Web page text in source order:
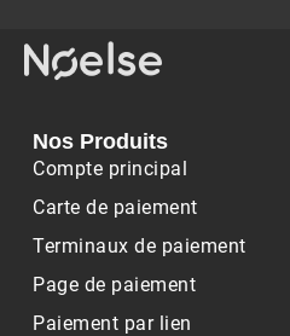
Nos Produits
Compte principal
Carte de paiement
Terminaux de paiement
Page de paiement
Paiement par lien